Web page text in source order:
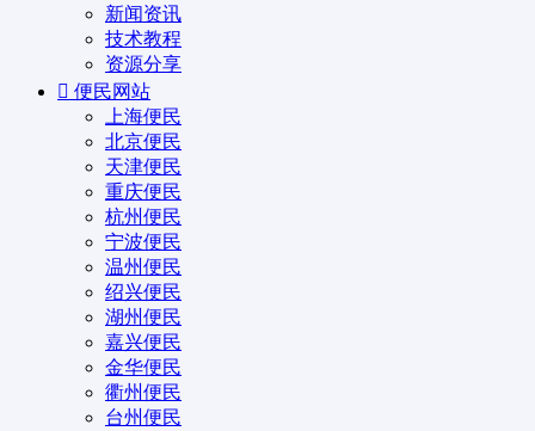
新闻资讯
技术教程
资源分享
便民网站
上海便民
北京便民
天津便民
重庆便民
杭州便民
宁波便民
温州便民
绍兴便民
湖州便民
嘉兴便民
金华便民
衢州便民
台州便民